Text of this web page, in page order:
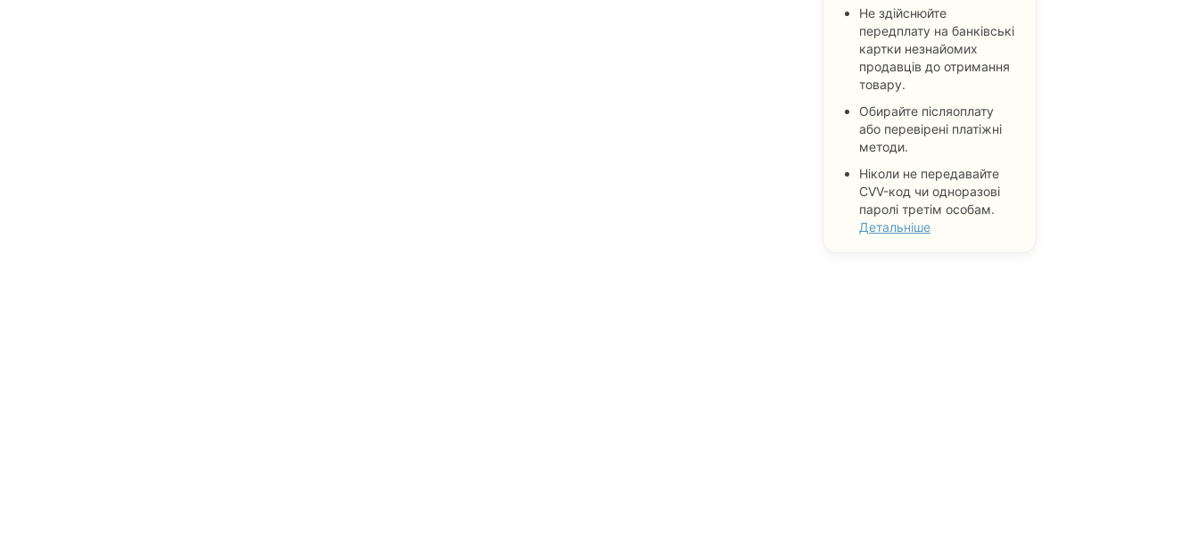
Не здійснюйте
передплату на банківські
картки незнайомих
продавців до отримання
товару.
Обирайте післяоплату
або перевірені платіжні
методи.
Ніколи не передавайте
CVV-код чи одноразові
паролі третім особам.
Детальніше